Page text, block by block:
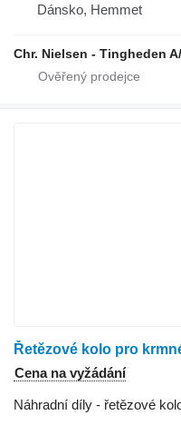
Dánsko, Hemmet
Chr. Nielsen - Tingheden
Řetězové kolo pro
Cena na vyžádání
Náhradní díly - řetězové